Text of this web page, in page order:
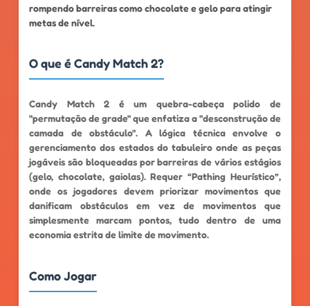
rompendo barreiras como chocolate e gelo para atingir
metas de nível.
O que é Candy Match 2?
Candy Match 2 é um quebra-cabeça polido de
"permutação de grade" que enfatiza a "desconstrução de
camada de obstáculo". A lógica técnica envolve o
gerenciamento dos estados do tabuleiro onde as peças
jogáveis ​​são bloqueadas por barreiras de vários estágios
(gelo, chocolate, gaiolas). Requer “Pathing Heurístico”,
onde os jogadores devem priorizar movimentos que
danificam obstáculos em vez de movimentos que
simplesmente marcam pontos, tudo dentro de uma
economia estrita de limite de movimento.
Como Jogar